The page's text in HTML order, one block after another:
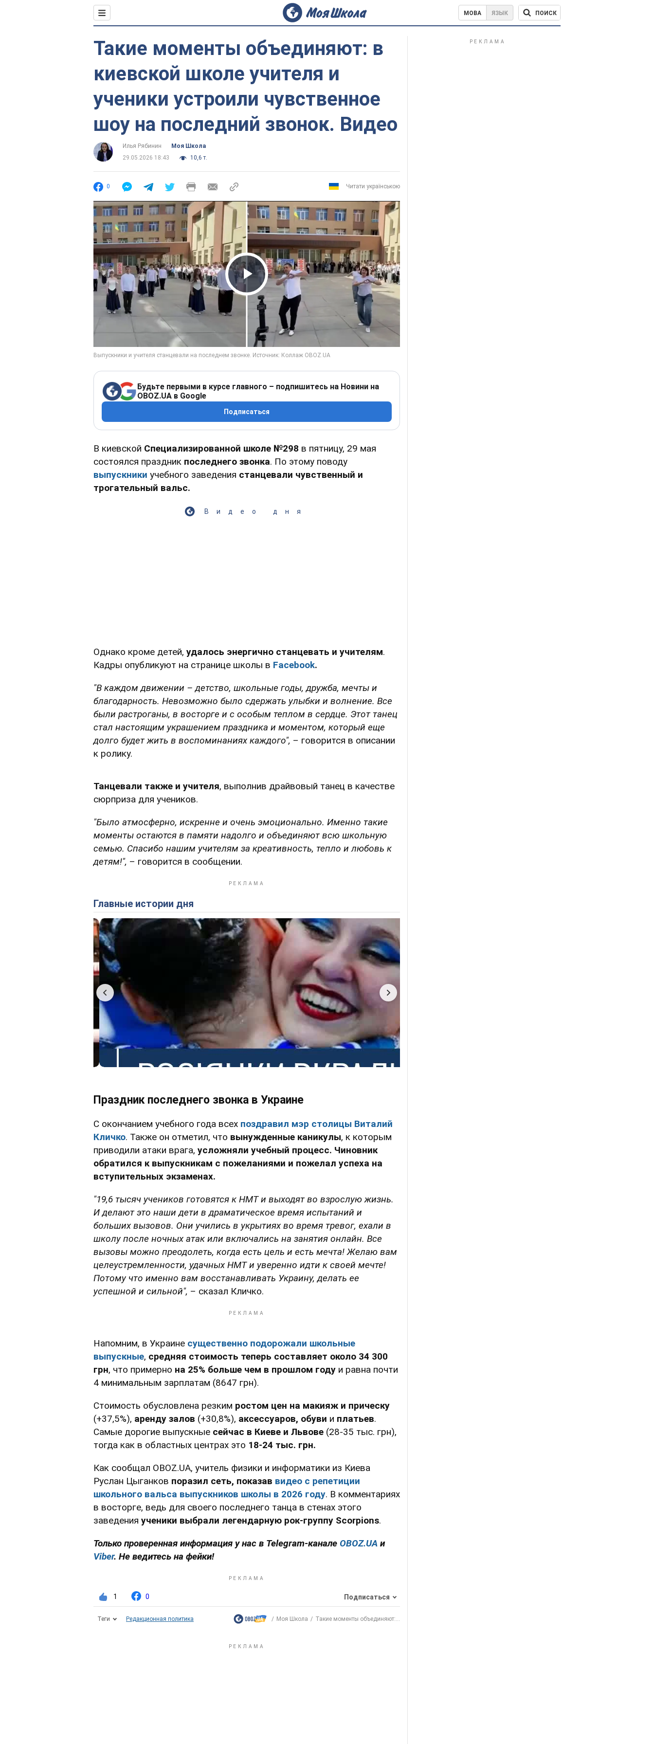
МОВА ЯЗЫК ПОИСК
Такие моменты объединяют: в
киевской школе учителя и
ученики устроили чувственное
шоу на последний звонок. Видео
Илья Рябинин
Моя Школа
29.05.2026 18:43
10,6 т.
0 Читати українською
Play Video
Будьте первыми в курсе главного – подпишитесь на Новини на
OBOZ.UA в Google
Подписаться
В киевской Специализированной школе №298 в пятницу, 29 мая
состоялся праздник последнего звонка. По этому поводу
выпускники учебного заведения станцевали чувственный и
трогательный вальс.
Видео дня
Однако кроме детей, удалось энергично станцевать и учителям.
Кадры опубликуют на странице школы в Facebook.
"В каждом движении – детство, школьные годы, дружба, мечты и
благодарность. Невозможно было сдержать улыбки и волнение. Все
были растроганы, в восторге и с особым теплом в сердце. Этот танец
стал настоящим украшением праздника и моментом, который еще
долго будет жить в воспоминаниях каждого", – говорится в описании
к ролику.
Танцевали также и учителя, выполнив драйвовый танец в качестве
сюрприза для учеников.
"Было атмосферно, искренне и очень эмоционально. Именно такие
моменты остаются в памяти надолго и объединяют всю школьную
семью. Спасибо нашим учителям за креативность, тепло и любовь к
детям!", – говорится в сообщении.
Главные истории дня
Праздник последнего звонка в Украине
С окончанием учебного года всех поздравил мэр столицы Виталий
Кличко. Также он отметил, что вынужденные каникулы, к которым
приводили атаки врага, усложняли учебный процесс. Чиновник
обратился к выпускникам с пожеланиями и пожелал успеха на
вступительных экзаменах.
"19,6 тысяч учеников готовятся к НМТ и выходят во взрослую жизнь.
И делают это наши дети в драматическое время испытаний и
больших вызовов. Они учились в укрытиях во время тревог, ехали в
школу после ночных атак или включались на занятия онлайн. Все
вызовы можно преодолеть, когда есть цель и есть мечта! Желаю вам
целеустремленности, удачных НМТ и уверенно идти к своей мечте!
Потому что именно вам восстанавливать Украину, делать ее
успешной и сильной", – сказал Кличко.
Напомним, в Украине существенно подорожали школьные
выпускные, средняя стоимость теперь составляет около 34 300
грн, что примерно на 25% больше чем в прошлом году и равна почти
4 минимальным зарплатам (8647 грн).
Стоимость обусловлена резким ростом цен на макияж и прическу
(+37,5%), аренду залов (+30,8%), аксессуаров, обуви и платьев.
Самые дорогие выпускные сейчас в Киеве и Львове (28-35 тыс. грн),
тогда как в областных центрах это 18-24 тыс. грн.
Как сообщал OBOZ.UA, учитель физики и информатики из Киева
Руслан Цыганков поразил сеть, показав видео с репетиции
школьного вальса выпускников школы в 2026 году. В комментариях
в восторге, ведь для своего последнего танца в стенах этого
заведения ученики выбрали легендарную рок-группу Scorpions.
Только проверенная информация у нас в Telegram-канале OBOZ.UA и
Viber. Не ведитесь на фейки!
1 0 Подписаться
Теги Редакционная политика Моя Школа Такие моменты объединяют:...